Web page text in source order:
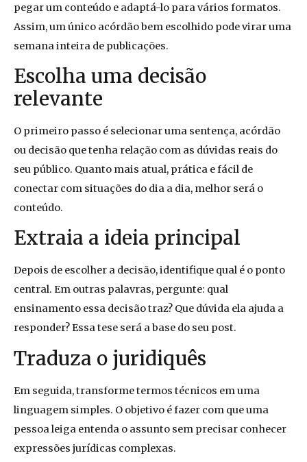
pegar um conteúdo e adaptá-lo para vários formatos.
Assim, um único acórdão bem escolhido pode virar uma
semana inteira de publicações.
Escolha uma decisão
relevante
O primeiro passo é selecionar uma sentença, acórdão
ou decisão que tenha relação com as dúvidas reais do
seu público. Quanto mais atual, prática e fácil de
conectar com situações do dia a dia, melhor será o
conteúdo.
Extraia a ideia principal
Depois de escolher a decisão, identifique qual é o ponto
central. Em outras palavras, pergunte: qual
ensinamento essa decisão traz? Que dúvida ela ajuda a
responder? Essa tese será a base do seu post.
Traduza o juridiquês
Em seguida, transforme termos técnicos em uma
linguagem simples. O objetivo é fazer com que uma
pessoa leiga entenda o assunto sem precisar conhecer
expressões jurídicas complexas.